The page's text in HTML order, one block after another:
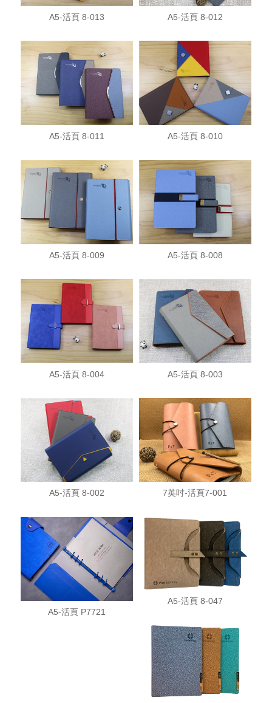
A5-活頁 8-013 A5-活頁 8-012
A5-活頁 8-011 A5-活頁 8-010
A5-活頁 8-009 A5-活頁 8-008
A5-活頁 8-004 A5-活頁 8-003
A5-活頁 8-002 7英吋-活頁7-001
A5-活頁 P7721
A5-活頁 8-047